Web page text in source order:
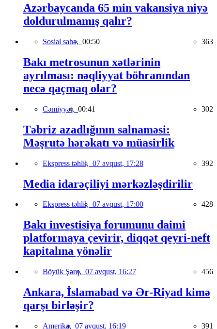
Azərbaycanda 65 min vakansiya niyə
doldurulmamış qalır?
Sosial sahə, 00:50 363
Bakı metrosunun xətlərinin
ayrılması: nəqliyyat böhranından
necə qaçmaq olar?
Cəmiyyət, 00:41 302
Təbriz azadlığının salnaməsi:
Məşrutə hərəkatı və müasirlik
Ekspress təhlil, 07 avqust, 17:28 392
Media idarəçiliyi mərkəzləşdirilir
Ekspress təhlil, 07 avqust, 17:00 428
Bakı investisiya forumunu daimi
platformaya çevirir, diqqət qeyri-neft
kapitalına yönəlir
Böyük Şərq, 07 avqust, 16:27 456
Ankara, İslamabad və Ər-Riyad kimə
qarşı birləşir?
Amerika, 07 avqust, 16:19 391